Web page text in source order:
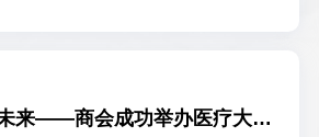
健康赋能 共享未来——商会成功举办医疗大健康专委会沙龙